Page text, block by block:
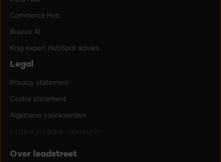
Commerce Hub
Breeze AI
Krijg expert HubSpot advies
Legal
Privacy statement
Cookie statement
Algemene voorwaarden
Update je cookie voorkeuren
Over leadstreet